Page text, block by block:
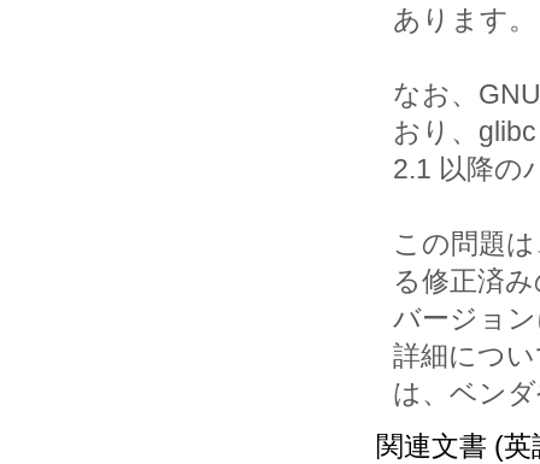
あります。
なお、
おり、glibc
2.1 以降の
この問題
る修正済
バージョ
詳細につ
は、ベン
関連文書 (英